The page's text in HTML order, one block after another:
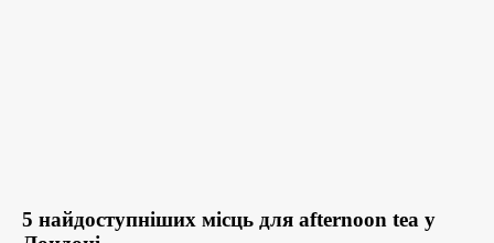
5 найдоступніших місць для afternoon tea у